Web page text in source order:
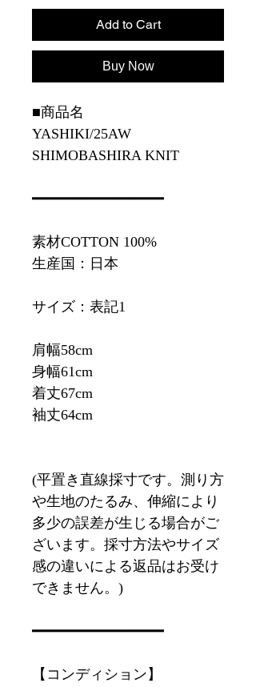
Add to Cart
Buy Now
■商品名
YASHIKI/25AW
SHIMOBASHIRA KNIT
━━━━━━━━━━━━━━━
素材COTTON 100%
生産国：日本
サイズ：表記1
肩幅58cm
身幅61cm
着丈67cm
袖丈64cm
(平置き直線採寸です。測り方
や生地のたるみ、伸縮により
多少の誤差が生じる場合がご
ざいます。採寸方法やサイズ
感の違いによる返品はお受け
できません。)
━━━━━━━━━━━━━━━
【コンディション】